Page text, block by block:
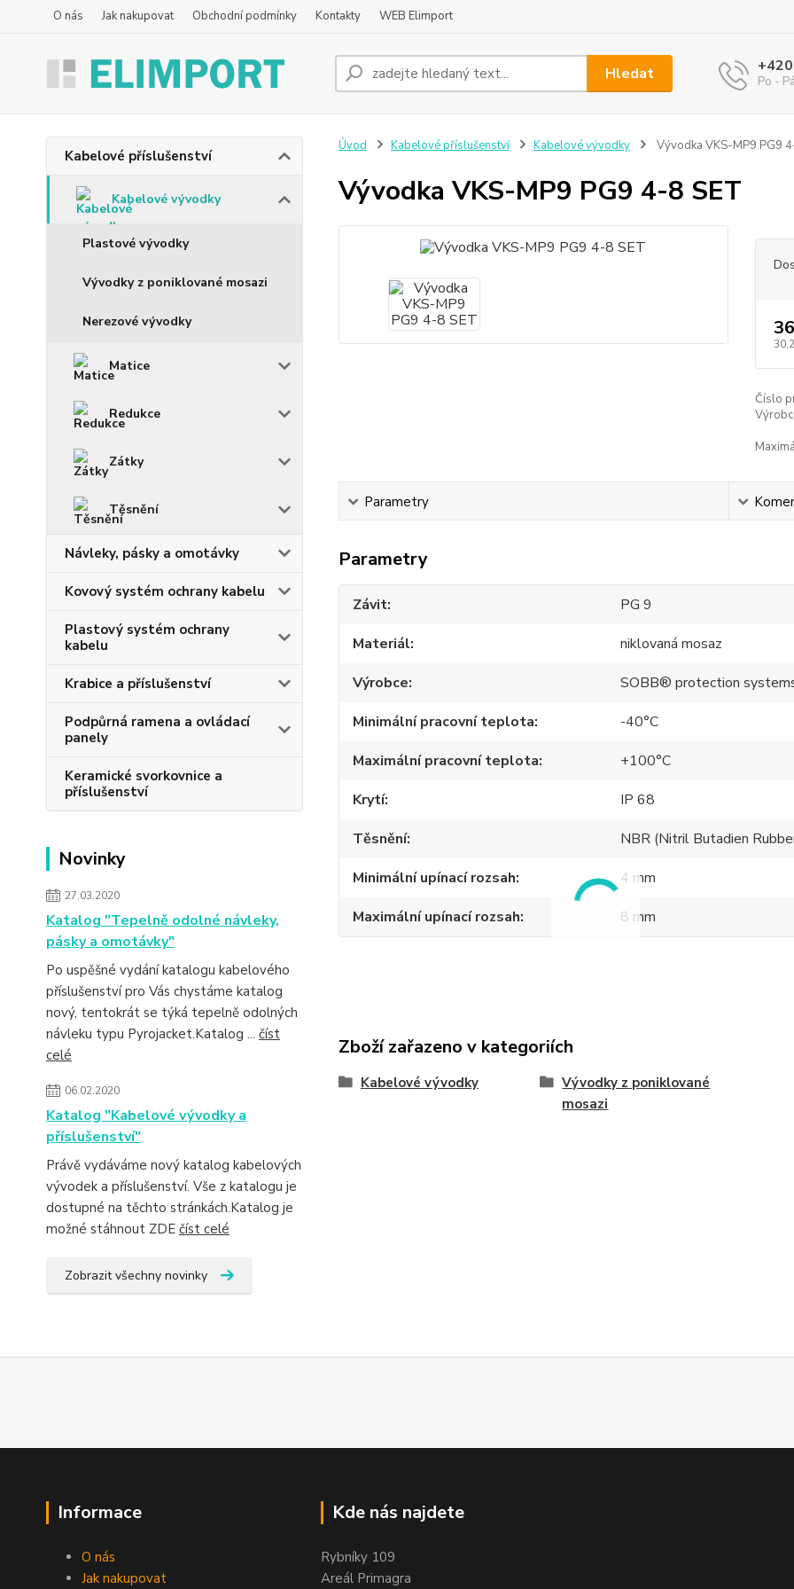
O nás Jak nakupovat Obchodní podmínky Kontakty WEB Elimport
Hledat Po -
Kabelové příslušenství
Kabelové vývodky
Plastové vývodky
Vývodky z poniklované mosazi
Nerezové vývodky
Matice
Redukce
Zátky
Těsnění
Návleky, pásky a omotávky
Kovový systém ochrany kabelu
Plastový systém ochrany
kabelu
Krabice a příslušenství
Podpůrná ramena a ovládací
panely
Keramické svorkovnice a
příslušenství
Novinky
27.03.2020
Katalog "Tepelně odolné návleky,
pásky a omotávky"
Po uspěšné vydání katalogu kabelového
příslušenství pro Vás chystáme katalog
nový, tentokrát se týká tepelně odolných
návleku typu Pyrojacket.Katalog ... číst
celé
06.02.2020
Katalog "Kabelové vývodky a
příslušenství"
Právě vydáváme nový katalog kabelových
vývodek a příslušenství. Vše z katalogu je
dostupné na těchto stránkách.Katalog je
možné stáhnout ZDE číst celé
Zobrazit všechny novinky
Úvod Kabelové příslušenství Kabelové vývodky Vývodka VKS-MP9 PG9
Vývodka VKS-MP9 PG9 4-8 SET
Číslo
Parametry
Parametry
Závit
PG 9
Materiál
niklovaná mosaz
Výrobce
SOBB® protection
Minimální pracovní teplota
-40°C
Maximální pracovní teplota
+100°C
Krytí
IP 68
Těsnění
NBR (Nitril Butadien
Minimální upínací rozsah
4 mm
Maximální upínací rozsah
8 mm
Zboží zařazeno v kategoriích
Kabelové vývodky
Vývodky z poniklované
mosazi
Informace
O nás
Jak nakupovat
Kde nás najdete
Rybníky 109
Areál Primagra